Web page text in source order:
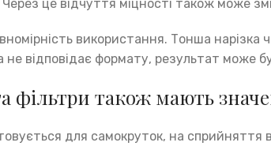
це відчуття міцності також може
використання. Тонша
не відповідає формату, результат може
фільтри також мають
для самокруток, на сприйняття